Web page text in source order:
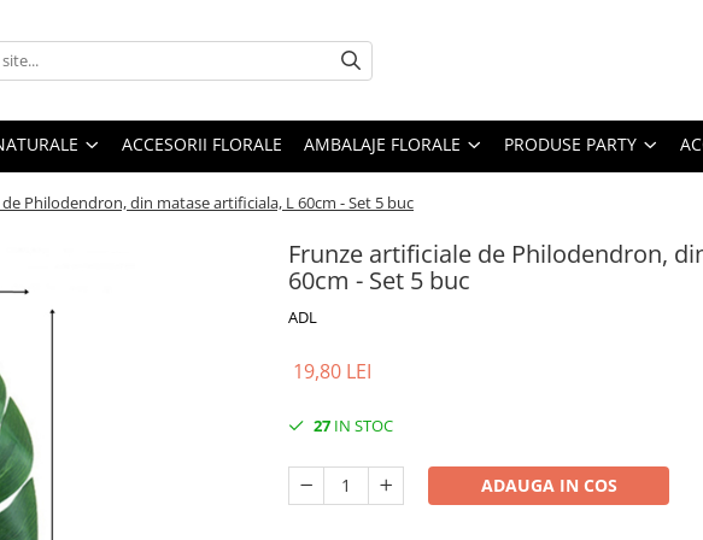
ACCESORII FLORALE AMBALAJE FLORALE PRODUSE PARTY
Philodendron, din matase artificiala, L 60cm - Set 5 buc
Frunze artificiale de Philodendron,
60cm - Set 5 buc
ADL
19,80 LEI
27 IN STOC
ADAUGA IN COS